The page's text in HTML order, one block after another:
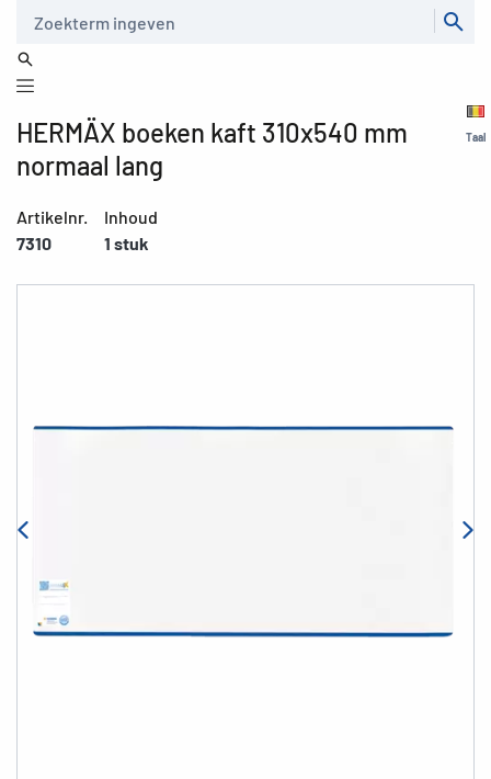
Taal
HERMÄX boeken kaft 310x540 mm
normaal lang
Artikelnr.
7310
Inhoud
1 stuk